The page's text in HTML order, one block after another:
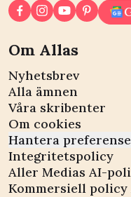
Om Allas
Nyhetsbrev
Alla ämnen
Våra skribenter
Om cookies
Hantera
Integritetspolicy
Aller Medias AI-
Kommersiell policy